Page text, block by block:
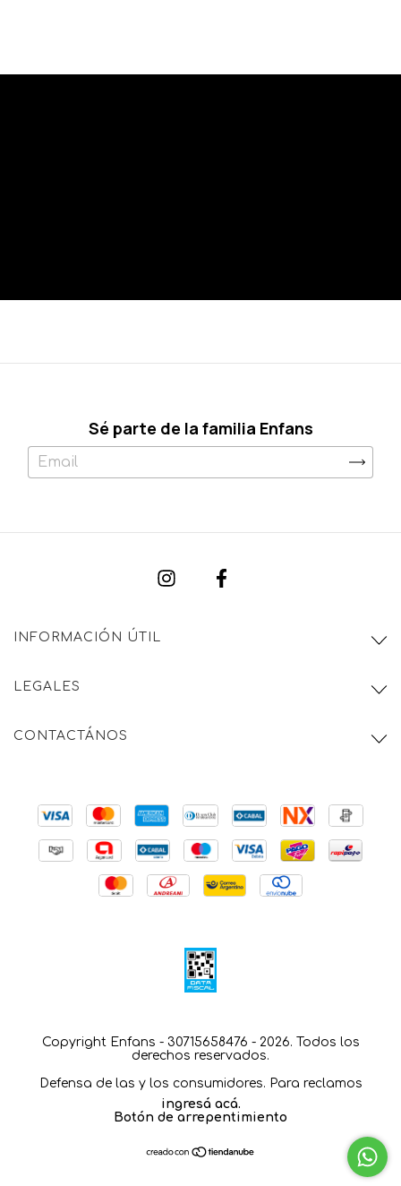
Sé parte de la familia Enfans
INFORMACIÓN ÚTIL
LEGALES
CONTACTÁNOS
Copyright Enfans - 30715658476 - 2026. Todos los
derechos reservados.
Defensa de las y los consumidores. Para reclamos
ingresá acá.
Botón de arrepentimiento